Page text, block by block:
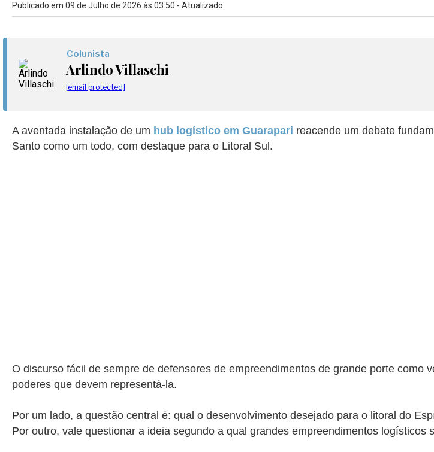
Publicado em 09 de Julho de 2026 às 03:50 - Atualizado
Colunista
Arlindo Villaschi
[email protected]
A aventada instalação de um hub logístico em Guarapari reacende um debate
Santo como um todo, com destaque para o Litoral Sul.
O discurso fácil de sempre de defensores de empreendimentos de grande porte
poderes que devem representá-la.
Por um lado, a questão central é: qual o desenvolvimento desejado para o litoral do
Por outro, vale questionar a ideia segundo a qual grandes empreendimentos logísticos